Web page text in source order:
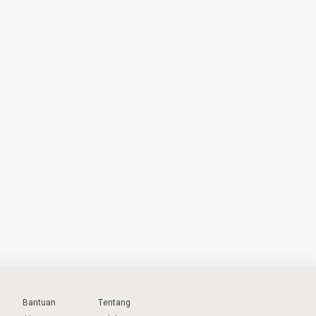
Bantuan
Tentang